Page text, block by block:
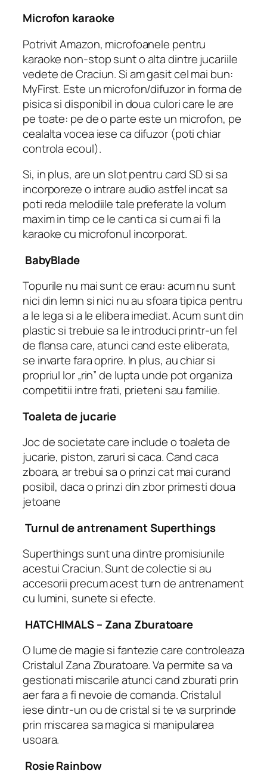
Microfon karaoke
Potrivit Amazon, microfoanele pentru
karaoke non-stop sunt o alta dintre jucariile
vedete de Craciun. Si am gasit cel mai bun:
MyFirst. Este un microfon/difuzor in forma de
pisica si disponibil in doua culori care le are
pe toate: pe de o parte este un microfon, pe
cealalta vocea iese ca difuzor (poti chiar
controla ecoul).
Si, in plus, are un slot pentru card SD si sa
incorporeze o intrare audio astfel incat sa
poti reda melodiile tale preferate la volum
maxim in timp ce le canti ca si cum ai fi la
karaoke cu microfonul incorporat.
BabyBlade
Topurile nu mai sunt ce erau: acum nu sunt
nici din lemn si nici nu au sfoara tipica pentru
a le lega si a le elibera imediat. Acum sunt din
plastic si trebuie sa le introduci printr-un fel
de flansa care, atunci cand este eliberata,
se invarte fara oprire. In plus, au chiar si
propriul lor „rin” de lupta unde pot organiza
competitii intre frati, prieteni sau familie.
Toaleta de jucarie
Joc de societate care include o toaleta de
jucarie, piston, zaruri si caca. Cand caca
zboara, ar trebui sa o prinzi cat mai curand
posibil, daca o prinzi din zbor primesti doua
jetoane
Turnul de antrenament Superthings
Superthings sunt una dintre promisiunile
acestui Craciun. Sunt de colectie si au
accesorii precum acest turn de antrenament
cu lumini, sunete si efecte.
HATCHIMALS – Zana Zburatoare
O lume de magie si fantezie care controleaza
Cristalul Zana Zburatoare. Va permite sa va
gestionati miscarile atunci cand zburati prin
aer fara a fi nevoie de comanda. Cristalul
iese dintr-un ou de cristal si te va surprinde
prin miscarea sa magica si manipularea
usoara.
Rosie Rainbow